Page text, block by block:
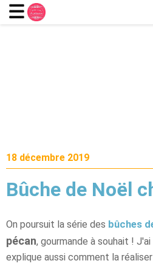
18 décembre 2019
Bûche de Noël
On poursuit la série des bûches
pécan, gourmande à souhait !
explique aussi comment la